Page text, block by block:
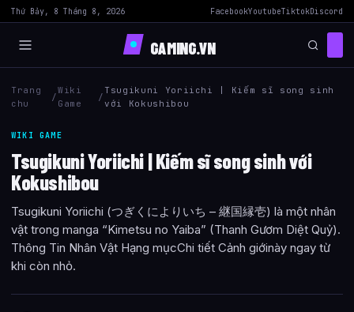
Thứ Bảy, 8 Tháng 8, 2026 FacebookYoutubeTiktokDiscord
GAMING.VN
Trang
chu
/
Wiki
Game
/
Tsugikuni Yoriichi | Kiếm sĩ song sinh
với Kokushibou
WIKI GAME
Tsugikuni Yoriichi | Kiếm sĩ song sinh với
Kokushibou
Tsugikuni Yoriichi (つぎくによりいち – 継国縁壱) là một nhân
vật trong manga “Kimetsu no Yaiba” (Thanh Gươm Diệt Quỷ).
Thông Tin Nhân Vật Hạng mụcChi tiết Cảnh giớinày ngay từ
khi còn nhỏ.